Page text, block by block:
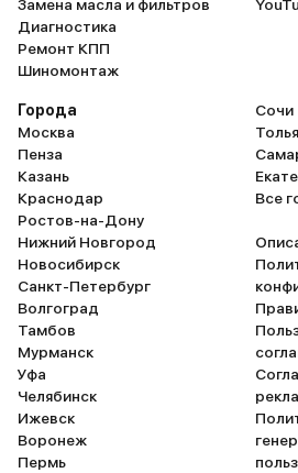
комфортнее, улучшился
не видно, да и выглядит дорого и
респектабельно. Есть, конечно, в
TLC 200 весьма спорные
моменты, вроде совершенно
некачественного салонного
освещения или нормальной
штатной навигации, но эти
вопросы я обычно решаю быстро
и безболезненно путём передачи
авто в надёжные и проверенные
руки знающих людей. При этом
они же делают мне реальную
подготовку машины к долгой и
счастливой эксплуатации:
дополняют шумку, обрабатывают
кузов и салон всякими крутыми
штуками, чтоб не налипало, не
Замена масла и фильтров
Диагностика
Ремонт КПП
Шиномонтаж
Города
Москва
Пенза
Казань
Краснодар
Ростов-на-Дону
Нижний Новгород
Новосибирск
Санкт-Петербург
Волгоград
Тамбов
Мурманск
Уфа
Челябинск
Ижевск
Воронеж
Пермь
Сочи
Все